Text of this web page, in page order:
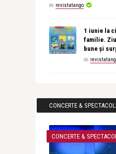
de revistatango
1 iunie la
familie.
bune și
de
CONCERTE &
CONCERTE &